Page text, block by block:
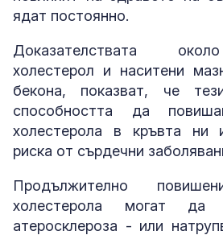
ядат постоянно.
Доказателствата
холестерол и наситени
бекона, показват, че
способността да
холестерола в кръвта ни
риска от сърдечни
Продължително
холестерола могат да
атеросклероза - или